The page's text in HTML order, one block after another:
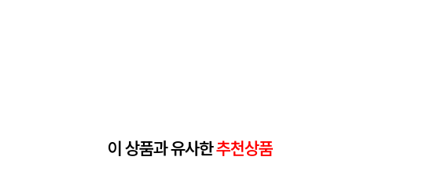
이 상품과 유사한추천상품